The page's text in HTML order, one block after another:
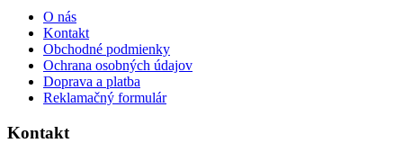
O nás
Kontakt
Obchodné podmienky
Ochrana osobných údajov
Doprava a platba
Reklamačný formulár
Kontakt